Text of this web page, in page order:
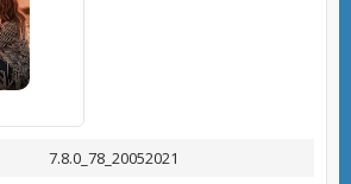
7.8.0_78_20052021